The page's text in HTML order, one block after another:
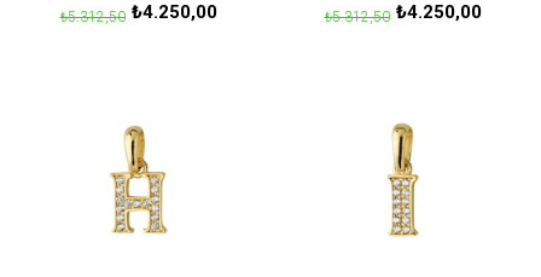
₺4.250,00
₺5.312,50 ₺4.250,00
₺5.312,50